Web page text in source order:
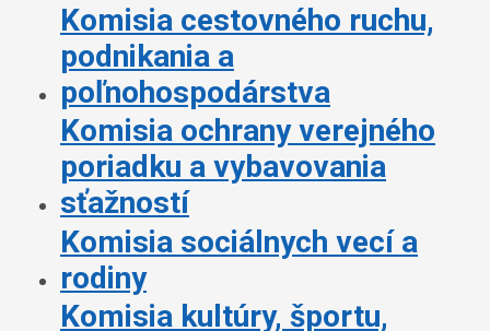
Komisia cestovného ruchu,
podnikania a
poľnohospodárstva
Komisia ochrany verejného
poriadku a vybavovania
sťažností
Komisia sociálnych vecí a
rodiny
Komisia kultúry, športu,